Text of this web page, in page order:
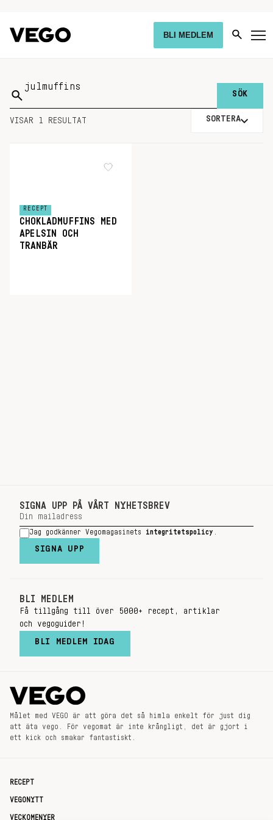
BLI MEDLEM
Sök
på:
VISAR 1 RESULTAT SORTERA
RECEPT
CHOKLADMUFFINS MED
APELSIN OCH
TRANBÄR
SIGNA UPP PÅ VÅRT NYHETSBREV
Jag godkänner Vegomagasinets integritetspolicy
SIGNA UPP
BLI MEDLEM
Få tillgång till över 5000+ recept, artiklar
och vegoguider!
BLI MEDLEM IDAG
Målet med VEGO är att göra det så himla enkelt för just dig
att äta vego. För vegomat är inte krångligt, det är gjort i
ett kick och smakar fantastiskt.
RECEPT
VEGONYTT
VECKOMENYER